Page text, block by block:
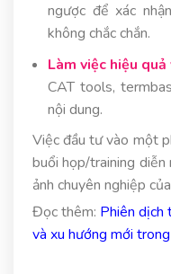
ngược để xác
không chắc chắn.
Làm việc hiệu
CAT tools,
nội dung.
Việc đầu tư vào một
buổi họp/training diễn
ảnh chuyên nghiệp
Đọc thêm: Phiên dịch
và xu hướng mới